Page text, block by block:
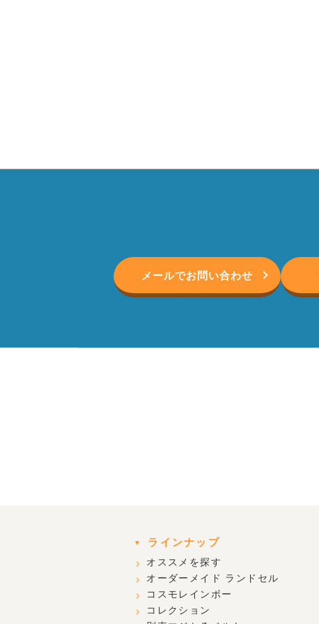
メールでお問い合わせ
ラインナップ
オススメを探す
オーダーメイド ランドセル
コスモレインボー
コレクション